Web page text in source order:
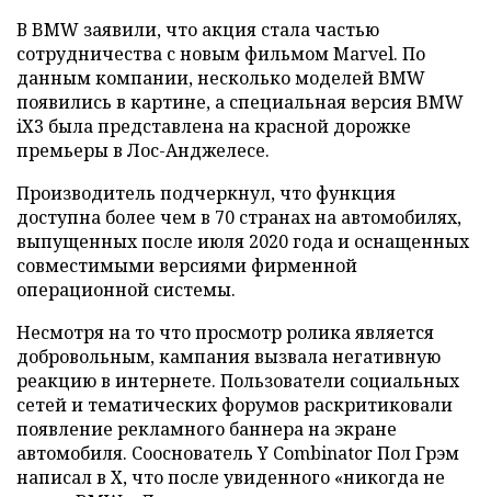
В BMW заявили, что акция стала частью
сотрудничества с новым фильмом Marvel. По
данным компании, несколько моделей BMW
появились в картине, а специальная версия BMW
iX3 была представлена на красной дорожке
премьеры в Лос-Анджелесе.
Производитель подчеркнул, что функция
доступна более чем в 70 странах на автомобилях,
выпущенных после июля 2020 года и оснащенных
совместимыми версиями фирменной
операционной системы.
Несмотря на то что просмотр ролика является
добровольным, кампания вызвала негативную
реакцию в интернете. Пользователи социальных
сетей и тематических форумов раскритиковали
появление рекламного баннера на экране
автомобиля. Сооснователь Y Combinator Пол Грэм
написал в X, что после увиденного «никогда не